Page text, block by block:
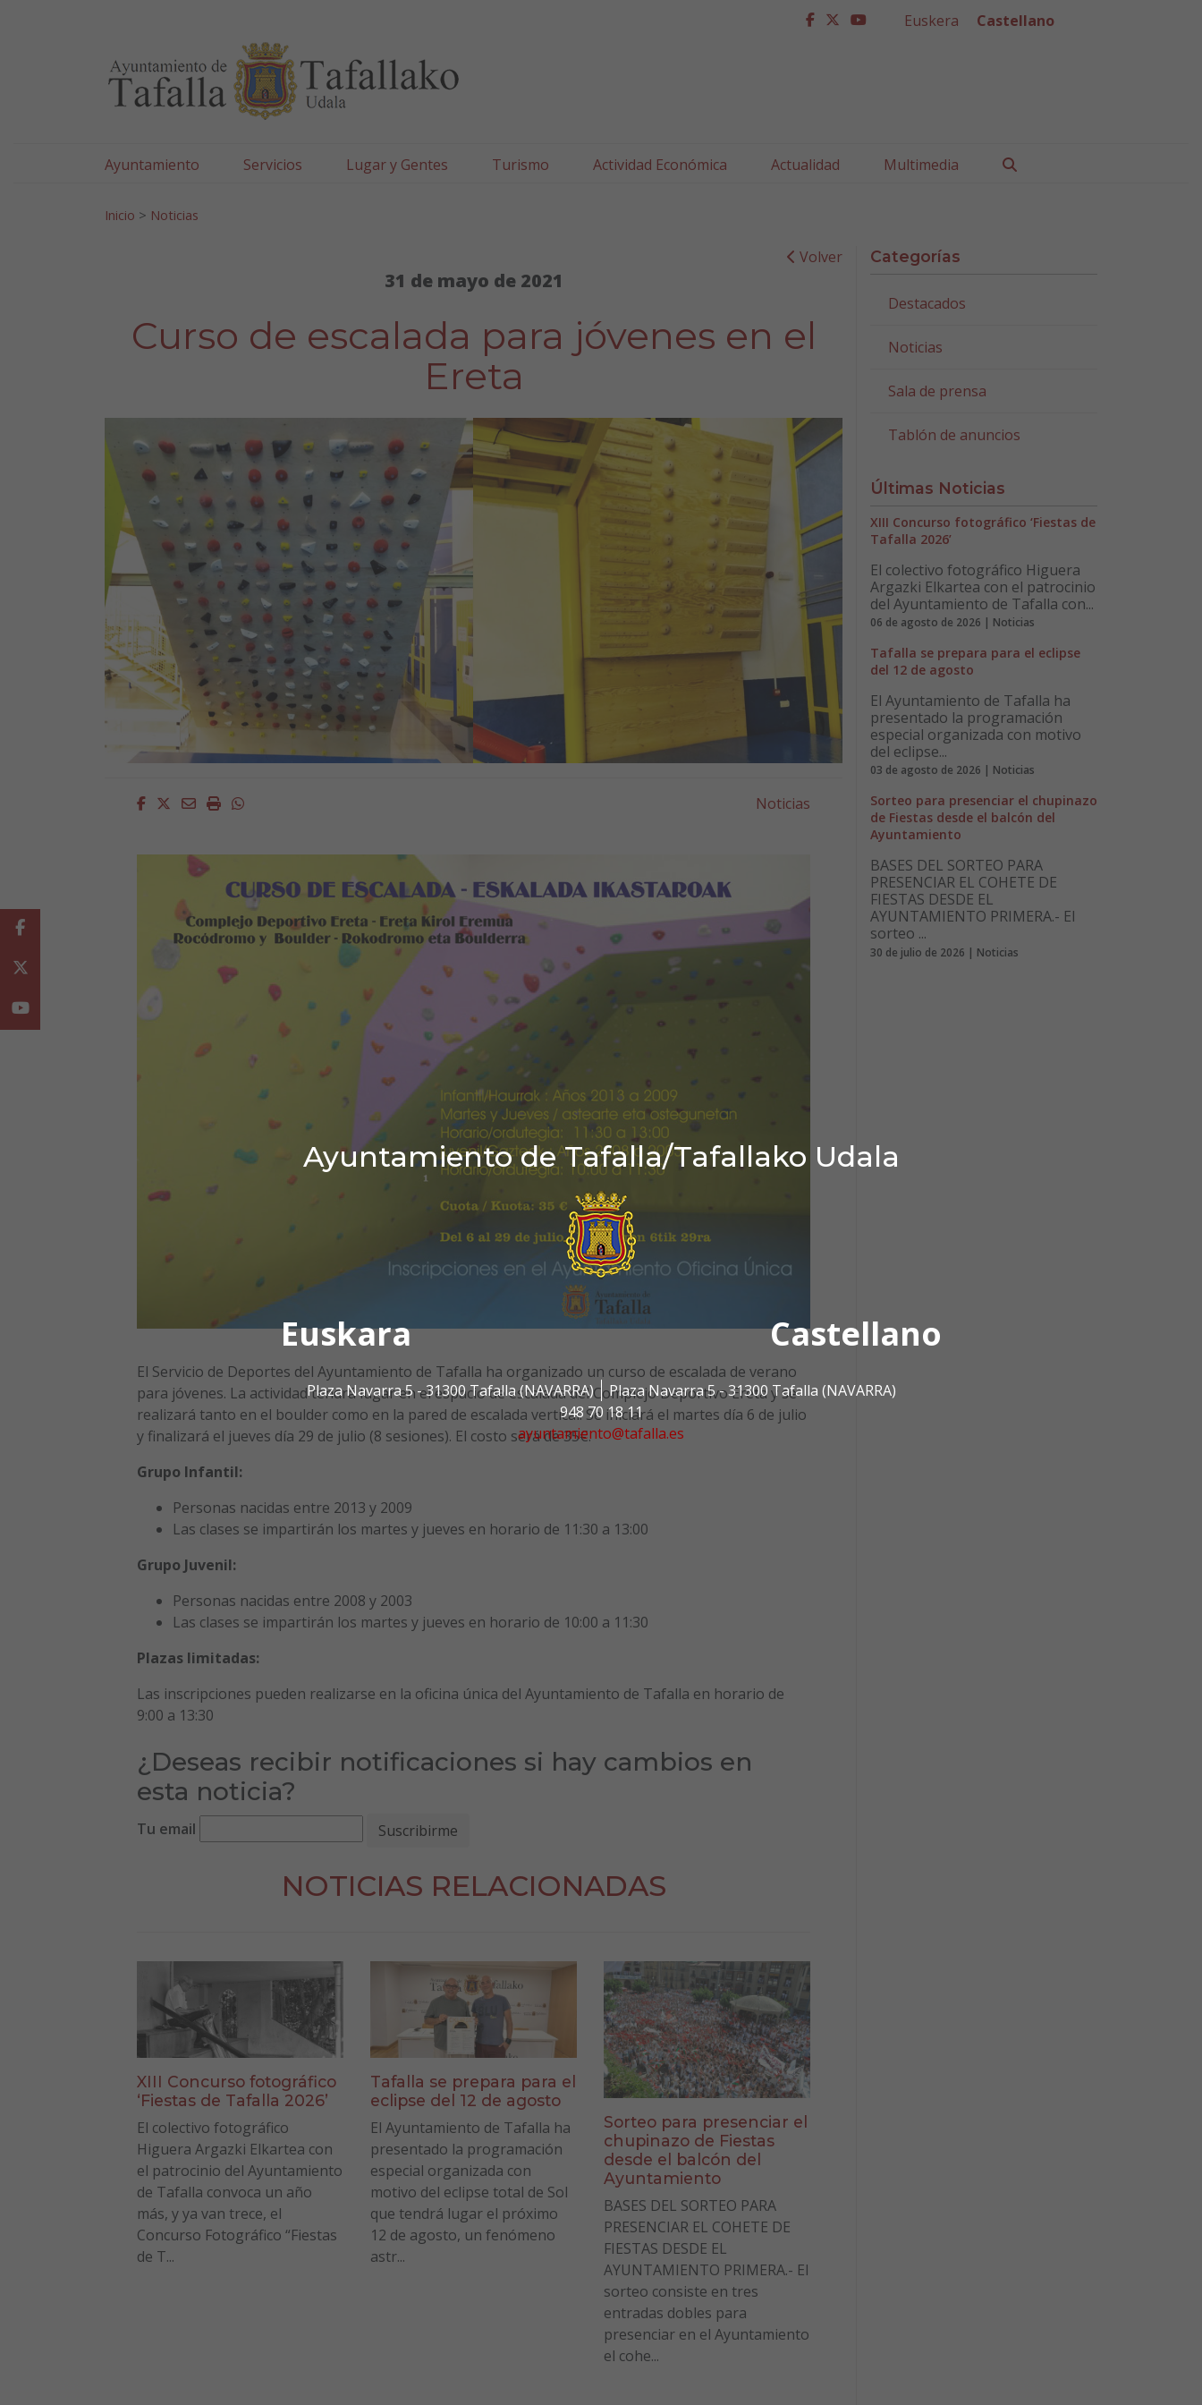
Ayuntamiento de Tafalla/Tafallako Udala
Euskara Castellano
Plaza Navarra 5 - 31300 Tafalla (NAVARRA)
Plaza Navarra 5 - 31300 Tafalla (NAVARRA)
948 70 18 11
ayuntamiento@tafalla.es
facebook
twitter
youtube
Euskera Castellano
Ayuntamiento Servicios Lugar y Gentes Turismo Actividad Económica Actualidad Multimedia
Inicio > Noticias
Volver
31 de mayo de 2021
Curso de escalada para jóvenes en el
Ereta
Facebook
Twitter
EmailImprimirWhatsapp Noticias
El Servicio de Deportes del Ayuntamiento de Tafalla ha organizado un curso de escalada de verano
para jóvenes. La actividad tendrá lugar en el espacio de escalada del Complejo Deportivo Ereta y se
realizará tanto en el boulder como en la pared de escalada vertical. Se iniciará el martes día 6 de julio
y finalizará el jueves día 29 de julio (8 sesiones). El costo será de 35€.
Grupo Infantil:
Personas nacidas entre 2013 y 2009
Las clases se impartirán los martes y jueves en horario de 11:30 a 13:00
Grupo Juvenil:
Personas nacidas entre 2008 y 2003
Las clases se impartirán los martes y jueves en horario de 10:00 a 11:30
Plazas limitadas:
Las inscripciones pueden realizarse en la oficina única del Ayuntamiento de Tafalla en horario de
9:00 a 13:30
¿Deseas recibir notificaciones si hay cambios en
esta noticia?
Tu email
NOTICIAS RELACIONADAS
XIII Concurso fotográfico
‘Fiestas de Tafalla 2026’
El colectivo fotográfico
Higuera Argazki Elkartea con
el patrocinio del Ayuntamiento
de Tafalla convoca un año
más, y ya van trece, el
Concurso Fotográfico “Fiestas
de T...
Tafalla se prepara para el
eclipse del 12 de agosto
El Ayuntamiento de Tafalla ha
presentado la programación
especial organizada con
motivo del eclipse total de Sol
que tendrá lugar el próximo
12 de agosto, un fenómeno
astr...
Sorteo para presenciar el
chupinazo de Fiestas
desde el balcón del
Ayuntamiento
BASES DEL SORTEO PARA
PRESENCIAR EL COHETE DE
FIESTAS DESDE EL
AYUNTAMIENTO PRIMERA.- El
sorteo consiste en tres
entradas dobles para
presenciar en el Ayuntamiento
el cohe...
Categorías
Destacados
Noticias
Sala de prensa
Tablón de anuncios
Últimas Noticias
XIII Concurso fotográfico ‘Fiestas de
Tafalla 2026’
El colectivo fotográfico Higuera
Argazki Elkartea con el patrocinio
del Ayuntamiento de Tafalla con...
06 de agosto de 2026 | Noticias
Tafalla se prepara para el eclipse
del 12 de agosto
El Ayuntamiento de Tafalla ha
presentado la programación
especial organizada con motivo
del eclipse...
03 de agosto de 2026 | Noticias
Sorteo para presenciar el chupinazo
de Fiestas desde el balcón del
Ayuntamiento
BASES DEL SORTEO PARA
PRESENCIAR EL COHETE DE
FIESTAS DESDE EL
AYUNTAMIENTO PRIMERA.- El
sorteo ...
30 de julio de 2026 | Noticias
Facebook
Youtube